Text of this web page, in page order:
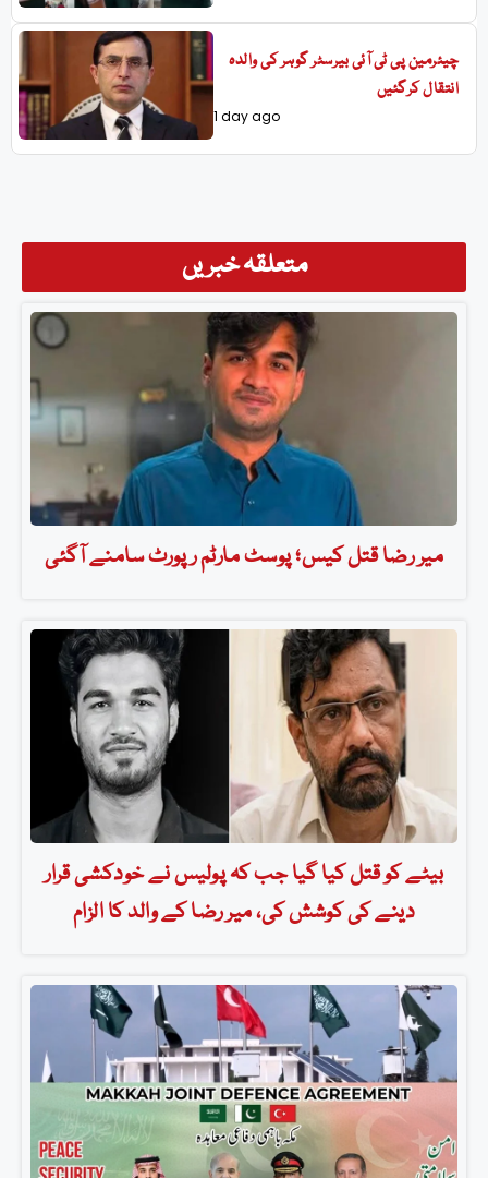
چیئرمین پی ٹی آئی بیرسٹر گوہر کی والدہ
انتقال کرگئیں
1 day ago
متعلقہ خبریں
میر رضا قتل کیس؛ پوسٹ مارٹم رپورٹ سامنے آگئی
بیٹے کو قتل کیا گیا جب کہ پولیس نے خودکشی قرار
دینے کی کوشش کی، میر رضا کے والد کا الزام